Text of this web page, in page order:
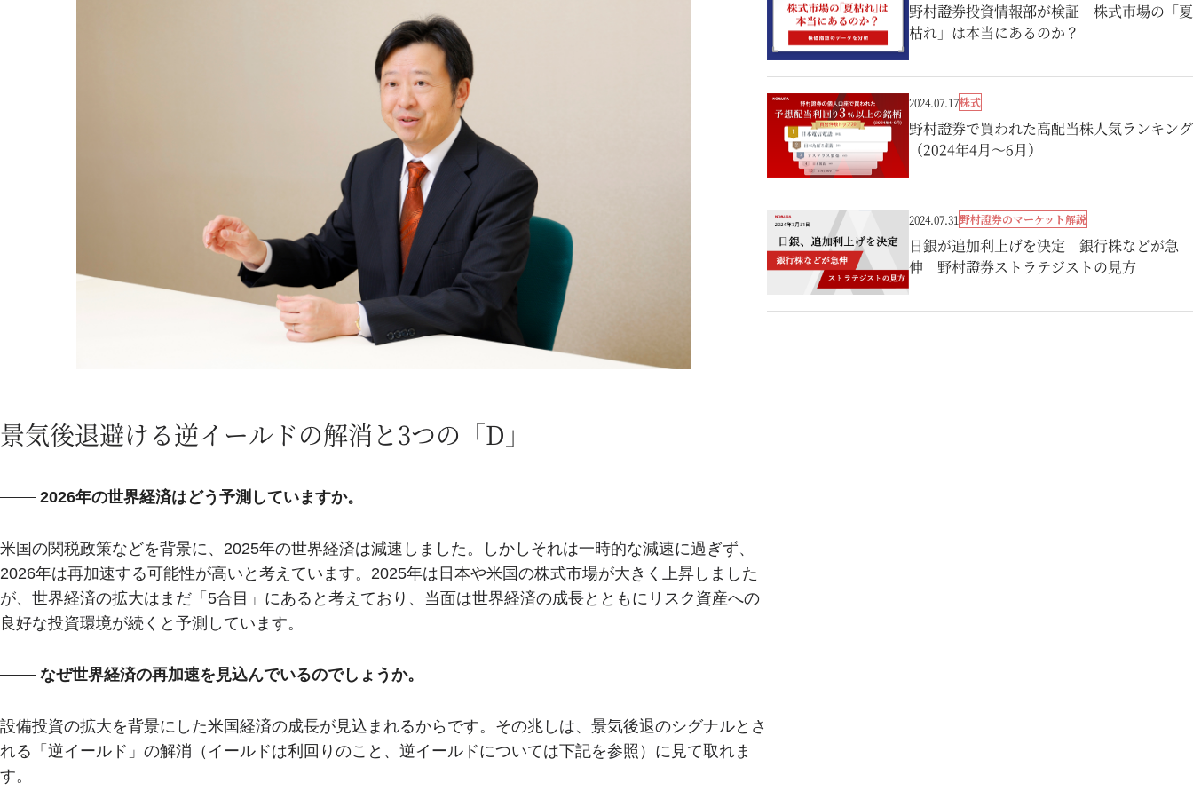
景気後退避ける逆イールドの解消と3つの「D」
2026年の世界経済はどう予測していますか。
米国の関税政策などを背景に、2025年の世界経済は減速しました。しかしそれは一時的な減速に過ぎず、
2026年は再加速する可能性が高いと考えています。2025年は日本や米国の株式市場が大きく上昇しました
が、世界経済の拡大はまだ「5合目」にあると考えており、当面は世界経済の成長とともにリスク資産への
良好な投資環境が続くと予測しています。
なぜ世界経済の再加速を見込んでいるのでしょうか。
設備投資の拡大を背景にした米国経済の成長が見込まれるからです。その兆しは、景気後退のシグナルとさ
れる「逆イールド」の解消（イールドは利回りのこと、逆イールドについては下記を参照）に見て取れま
す。
野村證券投資情報部が検証 株式市場の「夏
枯れ」は本当にあるのか？
2024.07.17株式
野村證券で買われた高配当株人気ランキング
（2024年4月～6月）
2024.07.31野村證券のマーケット解説
日銀が追加利上げを決定 銀行株などが急
伸 野村證券ストラテジストの見方